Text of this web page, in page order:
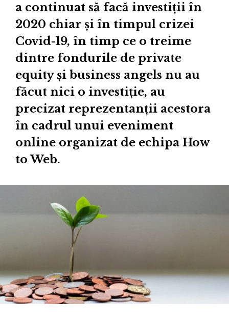
a continuat să facă investiții în
2020 chiar și în timpul crizei
Covid-19, în timp ce o treime
dintre fondurile de private
equity și business angels nu au
făcut nici o investiție, au
precizat reprezentanții acestora
în cadrul unui eveniment
online organizat de echipa How
to Web.